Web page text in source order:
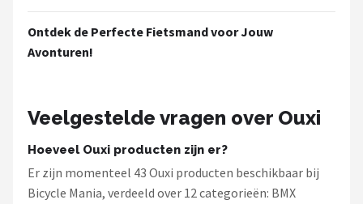
Ontdek de Perfecte Fietsmand voor Jouw
Avonturen!
Veelgestelde vragen over Ouxi
Hoeveel Ouxi producten zijn er?
Er zijn momenteel 43 Ouxi producten beschikbaar bij
Bicycle Mania, verdeeld over 12 categorieën: BMX